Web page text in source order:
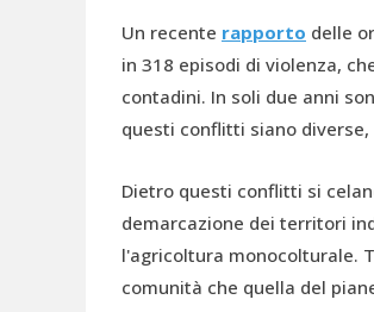
Un recente rapporto delle
in 318 episodi di violenza,
contadini. In soli due anni
questi conflitti siano
Dietro questi conflitti si
demarcazione dei territori
l'agricoltura monocolturale.
comunità che quella del